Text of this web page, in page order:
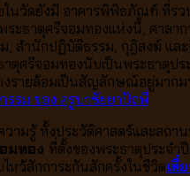
นวัดยังมี อาคารพิพิธภัณฑ์ ที่รว
ระธาตุศรีจอมทองแห่งนี้, ศาลาก
, สำนักปฏิบัติธรรม, กุฎิสงฆ์ แล
าตุศรีจอมทองนับเป็นพระธาตุปร
งรายล้อมเป็นสัญลักษณ์อยู่มากม
รรม ของ ครูบาชัยยาปัถพี
วามรู้ ทั้งประวัติศาสตร์และสถา
มทอง ที่ตั้งของพระธาตุประจำ
ไหว้สักการะกันสักครั้งในชีวิตเที่